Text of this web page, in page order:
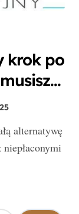
krok po
z tej